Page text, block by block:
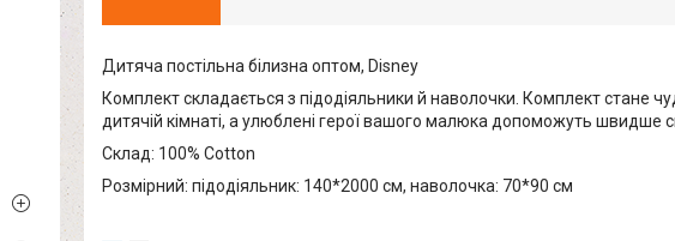
Дитяча постільна білизна оптом, Disney
Комплект складається з підодіяльники й наволочки. Комплект стане
дитячій кімнаті, а улюблені герої вашого малюка допоможуть швидше
Склад: 100% Cotton
Розмірний: підодіяльник: 140*2000 см, наволочка: 70*90 см